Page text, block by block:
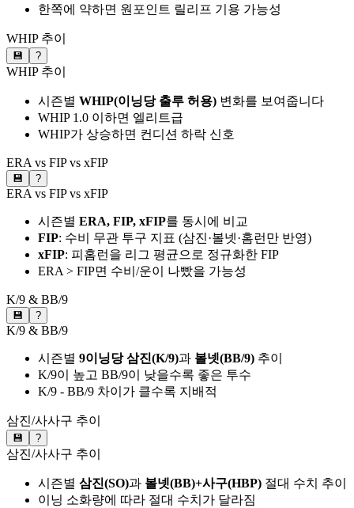
한쪽에 약하면 원포인트 릴리프 기용 가능성
WHIP 추이
💾 ?
WHIP 추이
시즌별 WHIP(이닝당 출루 허용) 변화를 보여줍니다
WHIP 1.0 이하면 엘리트급
WHIP가 상승하면 컨디션 하락 신호
ERA vs FIP vs xFIP
💾 ?
ERA vs FIP vs xFIP
시즌별 ERA, FIP, xFIP를 동시에 비교
FIP: 수비 무관 투구 지표 (삼진·볼넷·홈런만 반영)
xFIP: 피홈런을 리그 평균으로 정규화한 FIP
ERA > FIP면 수비/운이 나빴을 가능성
K/9 & BB/9
💾 ?
K/9 & BB/9
시즌별 9이닝당 삼진(K/9)과 볼넷(BB/9) 추이
K/9이 높고 BB/9이 낮을수록 좋은 투수
K/9 - BB/9 차이가 클수록 지배적
삼진/사사구 추이
💾 ?
삼진/사사구 추이
시즌별 삼진(SO)과 볼넷(BB)+사구(HBP) 절대 수치 추이
이닝 소화량에 따라 절대 수치가 달라짐